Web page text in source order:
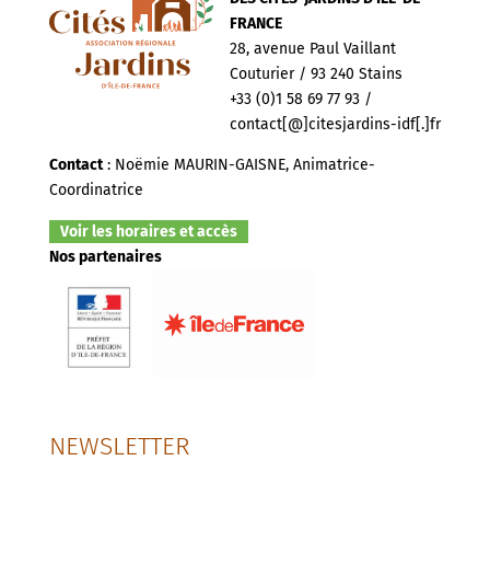
FRANCE
28, avenue Paul Vaillant
Couturier / 93 240 Stains
+33 (0)1 58 69 77 93 /
contact[@]citesjardins-idf[.]fr
Contact: Noëmie MAURIN-GAISNE, Animatrice-
Coordinatrice
Voir les horaires et accès
Nos partenaires
NEWSLETTER